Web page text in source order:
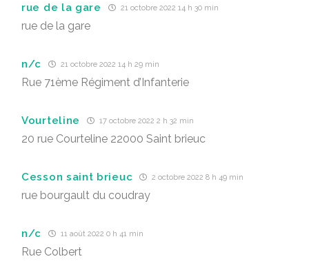
rue de la gare 21 octobre 2022 14 h 30 min
rue de la gare
n/c 21 octobre 2022 14 h 29 min
Rue 71ème Régiment d’Infanterie
Vourteline 17 octobre 2022 2 h 32 min
20 rue Courteline 22000 Saint brieuc
Cesson saint brieuc 2 octobre 2022 8 h 49 min
rue bourgault du coudray
n/c 11 août 2022 0 h 41 min
Rue Colbert